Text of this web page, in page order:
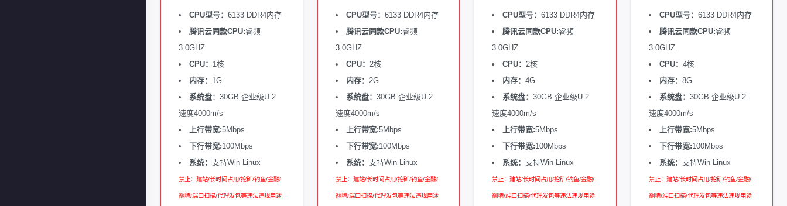
CPU型号： 6133 DDR4内存
腾讯云同款CPU:睿频
3.0GHZ
CPU： 1核
内存： 1G
系统盘： 30GB 企业级U.2
速度4000m/s
上行带宽:5Mbps
下行带宽:100Mbps
系统： 支持Win Linux
禁止：建站/长时间占用/挖矿/钓鱼/金融/
翻墙/端口扫描/代理发包等违法违规用途
CPU型号： 6133 DDR4内存
腾讯云同款CPU:睿频
3.0GHZ
CPU： 2核
内存： 2G
系统盘： 30GB 企业级U.2
速度4000m/s
上行带宽:5Mbps
下行带宽:100Mbps
系统： 支持Win Linux
禁止：建站/长时间占用/挖矿/钓鱼/金融/
翻墙/端口扫描/代理发包等违法违规用途
CPU型号： 6133 DDR4内存
腾讯云同款CPU:睿频
3.0GHZ
CPU： 2核
内存： 4G
系统盘： 30GB 企业级U.2
速度4000m/s
上行带宽:5Mbps
下行带宽:100Mbps
系统： 支持Win Linux
禁止：建站/长时间占用/挖矿/钓鱼/金融/
翻墙/端口扫描/代理发包等违法违规用途
CPU型号： 6133 DDR4内存
腾讯云同款CPU:睿频
3.0GHZ
CPU： 4核
内存： 8G
系统盘： 30GB 企业级U.2
速度4000m/s
上行带宽:5Mbps
下行带宽:100Mbps
系统： 支持Win Linux
禁止：建站/长时间占用/挖矿/钓鱼/金融/
翻墙/端口扫描/代理发包等违法违规用途